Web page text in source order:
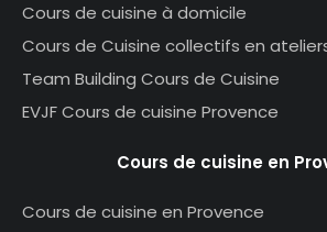
Cours de cuisine à domicile
Cours de Cuisine collectifs en
Team Building Cours de Cuisine
EVJF Cours de cuisine Provence
Cours de cuisine en
Cours de cuisine en Provence